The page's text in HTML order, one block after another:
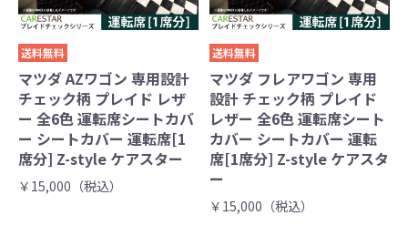
送料無料
マツダ AZワゴン 専用設計
チェック柄 プレイド レザ
ー 全6色 運転席シートカバ
ー シートカバー 運転席[1
席分] Z-style ケアスター
￥15,000（税込）
送料無料
マツダ フレアワゴン 専用
設計 チェック柄 プレイド
レザー 全6色 運転席シート
カバー シートカバー 運転
席[1席分] Z-style ケアスタ
ー
￥15,000（税込）